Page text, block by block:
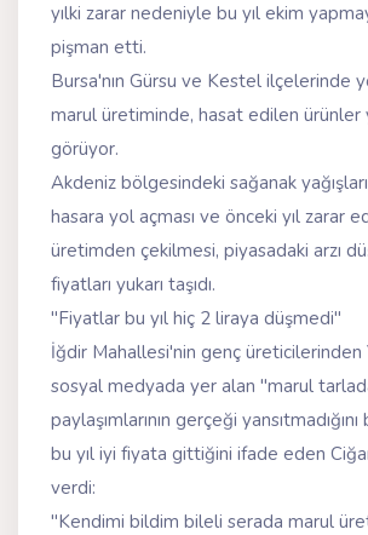
yılki zarar nedeniyle bu yıl ekim
pişman etti.
Bursa'nın Gürsu ve Kestel ilçelerinde
marul üretiminde, hasat edilen ürünler
görüyor.
Akdeniz bölgesindeki sağanak
hasara yol açması ve önceki yıl zarar
üretimden çekilmesi, piyasadaki arzı
fiyatları yukarı taşıdı.
"Fiyatlar bu yıl hiç 2 liraya düşmedi"
İğdir Mahallesi'nin genç üreticilerinden
sosyal medyada yer alan "marul
paylaşımlarının gerçeği
bu yıl iyi fiyata gittiğini ifade eden
verdi:
"Kendimi bildim bileli serada marul